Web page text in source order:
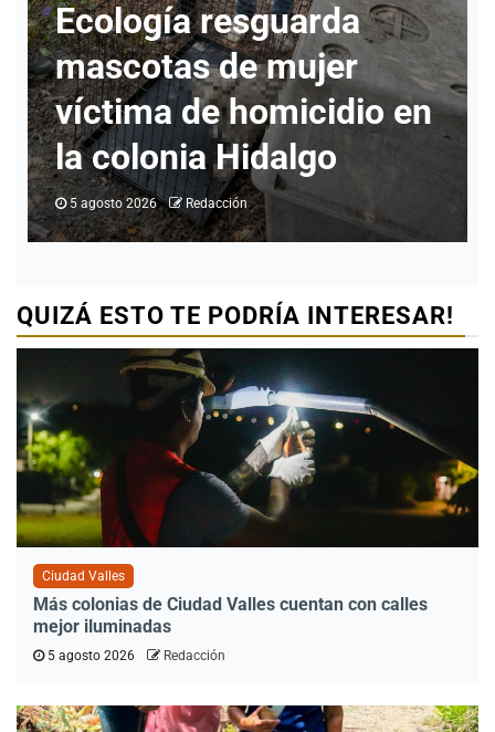
INMUVI da inicio a
labores con atención a
ciudadanos y revisión de
programas
5 agosto 2026 Redacción
QUIZÁ ESTO TE PODRÍA INTERESAR!
Ciudad Valles
Más colonias de Ciudad Valles cuentan con calles
mejor iluminadas
5 agosto 2026 Redacción